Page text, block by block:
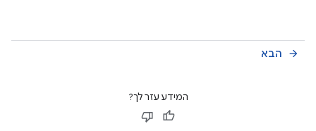
הבא arrow_forward
המידע עזר לך?